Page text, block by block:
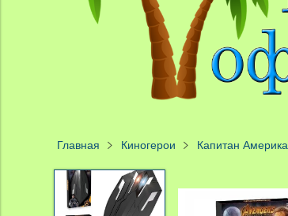
Главная Киногерои Капитан Америка